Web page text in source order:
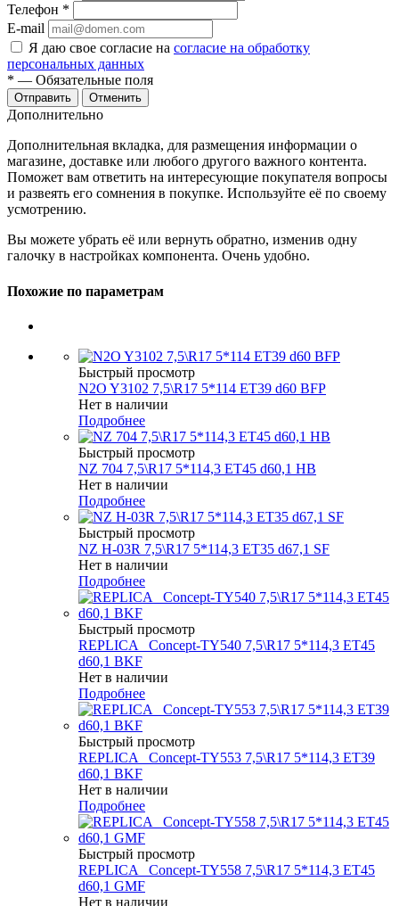
Телефон *
E-mail
Я даю свое согласие на согласие на обработку
персональных данных
* — Обязательные поля
Отменить
Дополнительно
Дополнительная вкладка, для размещения информации о
магазине, доставке или любого другого важного контента.
Поможет вам ответить на интересующие покупателя вопросы
и развеять его сомнения в покупке. Используйте её по своему
усмотрению.
Вы можете убрать её или вернуть обратно, изменив одну
галочку в настройках компонента. Очень удобно.
Похожие по параметрам
Быстрый просмотр
N2O Y3102 7,5\R17 5*114 ET39 d60 BFP
Нет в наличии
Подробнее
Быстрый просмотр
NZ 704 7,5\R17 5*114,3 ET45 d60,1 HB
Нет в наличии
Подробнее
Быстрый просмотр
NZ H-03R 7,5\R17 5*114,3 ET35 d67,1 SF
Нет в наличии
Подробнее
Быстрый просмотр
REPLICA _Concept-TY540 7,5\R17 5*114,3 ET45
d60,1 BKF
Нет в наличии
Подробнее
Быстрый просмотр
REPLICA _Concept-TY553 7,5\R17 5*114,3 ET39
d60,1 BKF
Нет в наличии
Подробнее
Быстрый просмотр
REPLICA _Concept-TY558 7,5\R17 5*114,3 ET45
d60,1 GMF
Нет в наличии